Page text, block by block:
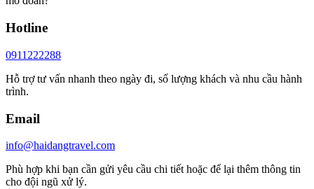
Hotline
0911222288
Hỗ trợ tư vấn nhanh theo ngày đi, số lượng khách và nhu cầu hành
trình.
Email
info@haidangtravel.com
Phù hợp khi bạn cần gửi yêu cầu chi tiết hoặc để lại thêm thông tin
cho đội ngũ xử lý.